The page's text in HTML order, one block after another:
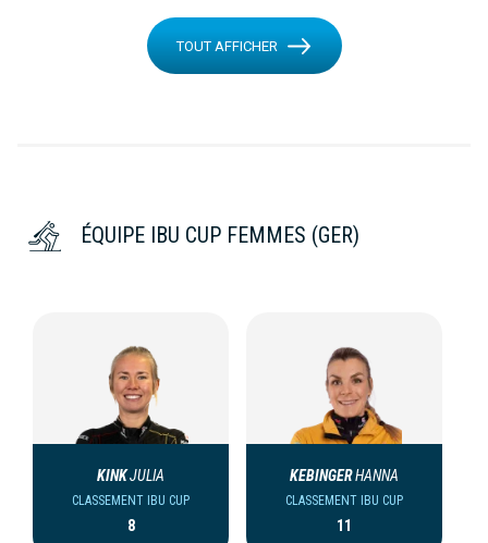
TOUT AFFICHER
ÉQUIPE IBU CUP FEMMES (GER)
KINKJULIA
CLASSEMENT IBU CUP
8
KEBINGERHANNA
CLASSEMENT IBU CUP
11